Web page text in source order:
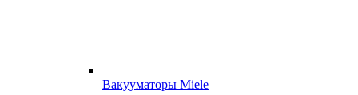
Вакууматоры Miele